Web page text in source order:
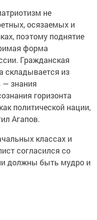
не
осязаемых и
поэтому поднятие
форма
Гражданская
складывается из
знания
горизонта
политической нации,
Агапов.
классах и
согласился со
должны быть мудро и